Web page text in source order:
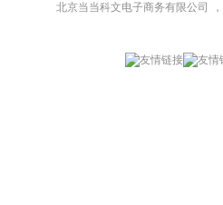
北京当当科文电子商务有限公司